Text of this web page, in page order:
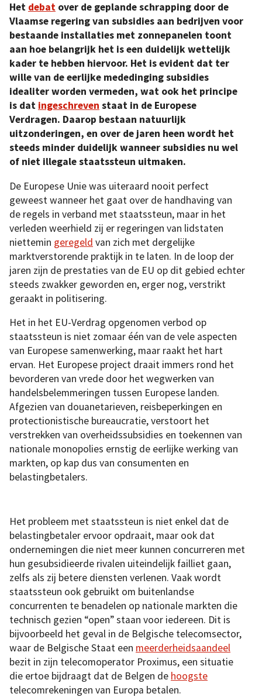
Het debat over de geplande schrapping door de
Vlaamse regering van subsidies aan bedrijven voor
bestaande installaties met zonnepanelen toont
aan hoe belangrijk het is een duidelijk wettelijk
kader te hebben hiervoor. Het is evident dat ter
wille van de eerlijke mededinging subsidies
idealiter worden vermeden, wat ook het principe
is dat ingeschreven staat in de Europese
Verdragen. Daarop bestaan natuurlijk
uitzonderingen, en over de jaren heen wordt het
steeds minder duidelijk wanneer subsidies nu wel
of niet illegale staatssteun uitmaken.
De Europese Unie was uiteraard nooit perfect
geweest wanneer het gaat over de handhaving van
de regels in verband met staatssteun, maar in het
verleden weerhield zij er regeringen van lidstaten
niettemin geregeld van zich met dergelijke
marktverstorende praktijk in te laten. In de loop der
jaren zijn de prestaties van de EU op dit gebied echter
steeds zwakker geworden en, erger nog, verstrikt
geraakt in politisering.
Het in het EU-Verdrag opgenomen verbod op
staatssteun is niet zomaar één van de vele aspecten
van Europese samenwerking, maar raakt het hart
ervan. Het Europese project draait immers rond het
bevorderen van vrede door het wegwerken van
handelsbelemmeringen tussen Europese landen.
Afgezien van douanetarieven, reisbeperkingen en
protectionistische bureaucratie, verstoort het
verstrekken van overheidssubsidies en toekennen van
nationale monopolies ernstig de eerlijke werking van
markten, op kap dus van consumenten en
belastingbetalers.
Het probleem met staatssteun is niet enkel dat de
belastingbetaler ervoor opdraait, maar ook dat
ondernemingen die niet meer kunnen concurreren met
hun gesubsidieerde rivalen uiteindelijk failliet gaan,
zelfs als zij betere diensten verlenen. Vaak wordt
staatssteun ook gebruikt om buitenlandse
concurrenten te benadelen op nationale markten die
technisch gezien “open” staan voor iedereen. Dit is
bijvoorbeeld het geval in de Belgische telecomsector,
waar de Belgische Staat een meerderheidsaandeel
bezit in zijn telecomoperator Proximus, een situatie
die ertoe bijdraagt dat de Belgen de hoogste
telecomrekeningen van Europa betalen.